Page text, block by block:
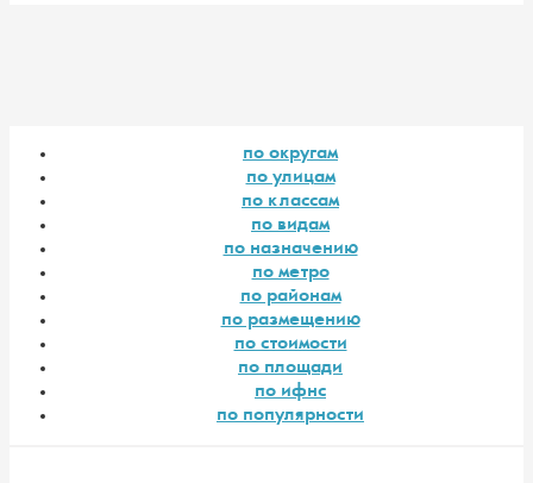
по округам
по улицам
по классам
по видам
по назначению
по метро
по районам
по размещению
по стоимости
по площади
по ифнс
по популярности